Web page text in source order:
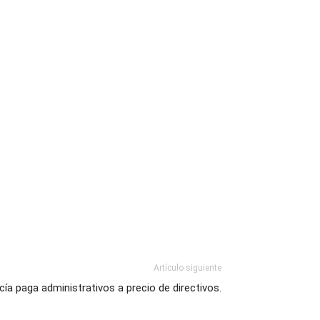
Artículo siguiente
paga administrativos a precio de directivos.